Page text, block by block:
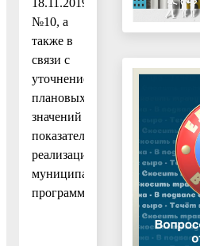
№10, а
также в
связи с
уточнением
плановых
значений
показателей
реализации
муниципальной
программы